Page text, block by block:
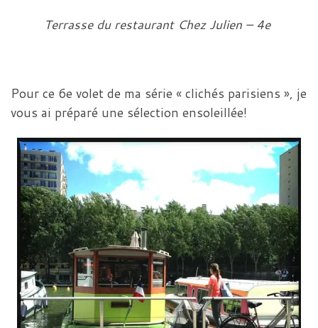
Terrasse du restaurant Chez Julien – 4e
Pour ce 6e volet de ma série « clichés parisiens », je
vous ai préparé une sélection ensoleillée!